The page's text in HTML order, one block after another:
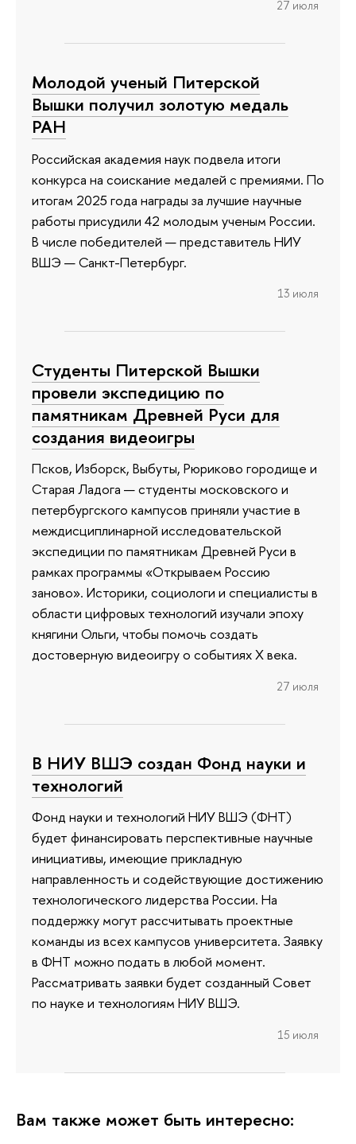
27 июля
Молодой ученый Питерской
Вышки получил золотую медаль
РАН
Российская академия наук подвела итоги
конкурса на соискание медалей с премиями. По
итогам 2025 года награды за лучшие научные
работы присудили 42 молодым ученым России.
В числе победителей — представитель НИУ
ВШЭ — Санкт-Петербург.
13 июля
Студенты Питерской Вышки
провели экспедицию по
памятникам Древней Руси для
создания видеоигры
Псков, Изборск, Выбуты, Рюриково городище и
Старая Ладога — студенты московского и
петербургского кампусов приняли участие в
междисциплинарной исследовательской
экспедиции по памятникам Древней Руси в
рамках программы «Открываем Россию
заново». Историки, социологи и специалисты в
области цифровых технологий изучали эпоху
княгини Ольги, чтобы помочь создать
достоверную видеоигру о событиях X века.
27 июля
В НИУ ВШЭ создан Фонд науки и
технологий
Фонд науки и технологий НИУ ВШЭ (ФНТ)
будет финансировать перспективные научные
инициативы, имеющие прикладную
направленность и содействующие достижению
технологического лидерства России. На
поддержку могут рассчитывать проектные
команды из всех кампусов университета. Заявку
в ФНТ можно подать в любой момент.
Рассматривать заявки будет созданный Совет
по науке и технологиям НИУ ВШЭ.
15 июля
Вам также может быть интересно: